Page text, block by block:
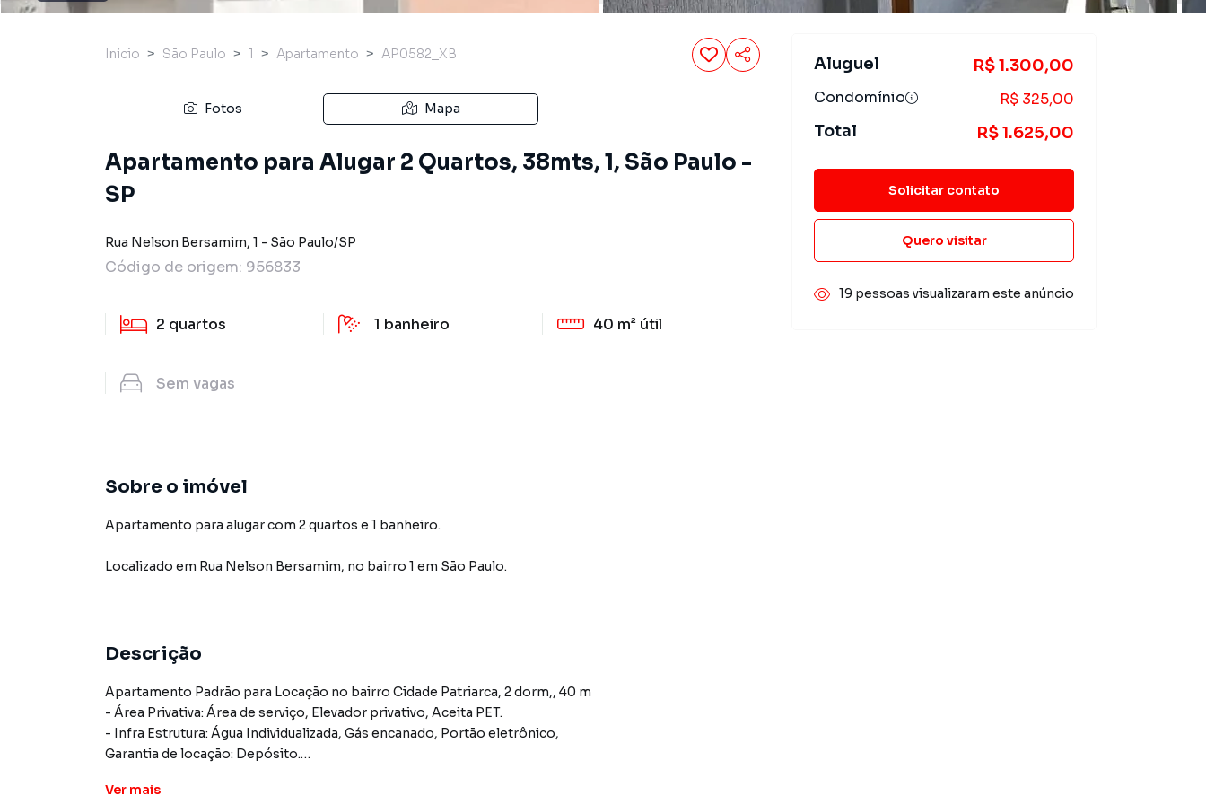
Início São Paulo 1 Apartamento AP0582_XB
Fotos Mapa
Apartamento para Alugar 2 Quartos, 38mts, 1, São Paulo -
SP
Rua Nelson Bersamim, 1 - São Paulo/SP
Código de origem: 956833
2 quartos 1 banheiro 40 m² útil
Sem vagas
Sobre o imóvel
Apartamento para alugar com 2 quartos e 1 banheiro.
Localizado em Rua Nelson Bersamim, no bairro 1 em São Paulo.
Descrição
Apartamento Padrão para Locação no bairro Cidade Patriarca, 2 dorm,, 40 m
- Área Privativa: Área de serviço, Elevador privativo, Aceita PET.
- Infra Estrutura: Água Individualizada, Gás encanado, Portão eletrônico,
Garantia de locação: Depósito.
Ver mais
Aluguel R$ 1.300,00
Condomínio R$ 325,00
Total R$ 1.625,00
Solicitar contato
Quero visitar
19 pessoas visualizaram este anúncio